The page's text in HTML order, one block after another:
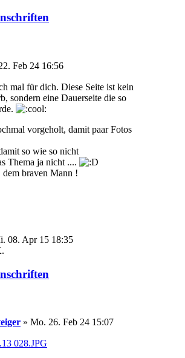
Feb 24 16:56
mal für dich. Diese Seite ist kein
sondern eine Dauerseite die so
vorgeholt, damit paar Fotos
so wie so nicht
Thema ja nicht ....
braven Mann !
08. Apr 15 18:35
» Mo. 26. Feb 24 15:07